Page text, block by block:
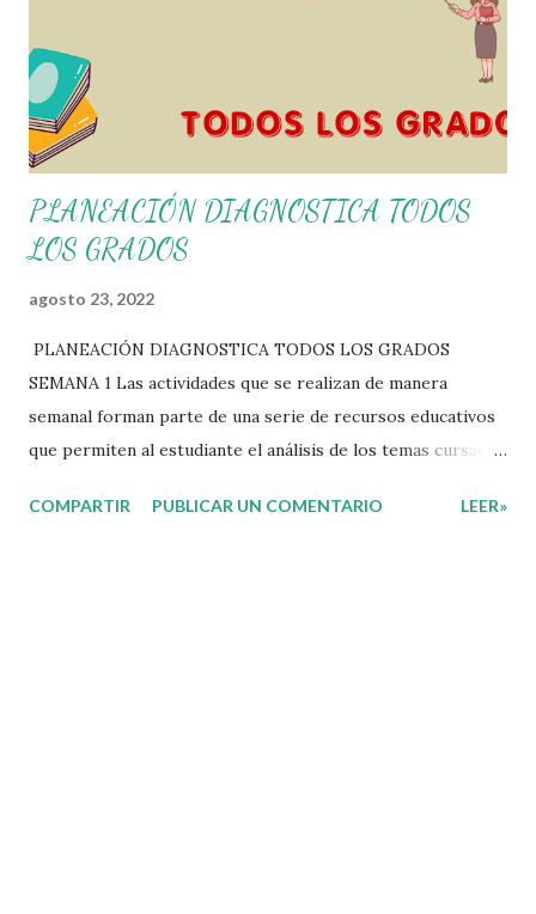
aquí 👇👇 👇 Ejemplo del Diseño del Programa Analítico
PLANEACIÓN DIAGNOSTICA TODOS
LOS GRADOS
agosto 23, 2022
PLANEACIÓN DIAGNOSTICA TODOS LOS GRADOS
SEMANA 1 Las actividades que se realizan de manera
semanal forman parte de una serie de recursos educativos
que permiten al estudiante el análisis de los temas cursados
niños podrán relacionar aquellos contenidos que sean de su
COMPARTIR PUBLICAR UN COMENTARIO LEER»